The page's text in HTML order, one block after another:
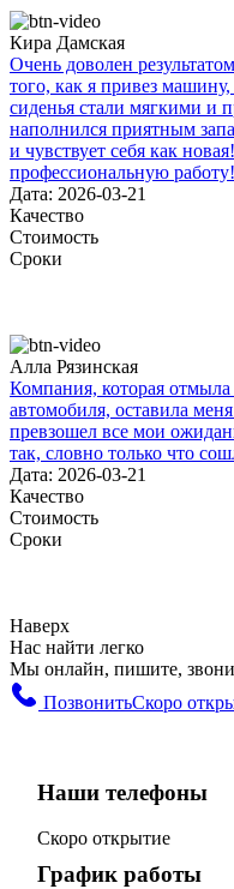
Кира Дамская
Очень доволен
того, как я привез
сиденья стали мягкими и
наполнился приятным
и чувствует себя как
профессиональную работу!
Дата: 2026-03-21
Качество
Стоимость
Сроки
Алла Рязинская
Компания, которая отмыла
автомобиля, оставила
превзошел все мои
так, словно только что
Дата: 2026-03-21
Качество
Стоимость
Сроки
Наверх
Нас найти легко
Мы онлайн, пишите,
ПозвонитьСкоро
Наши телефоны
Скоро открытие
График работы